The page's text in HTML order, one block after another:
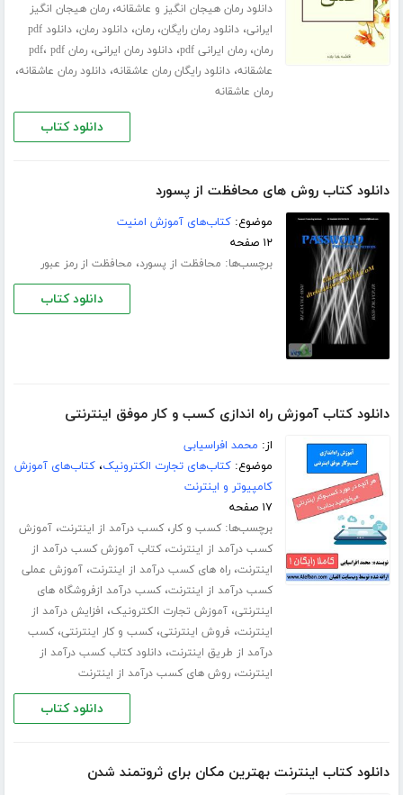
دانلود رمان هیجان انگیز و عاشقانه،رمان هیجان انگیز
ایرانی،دانلود رمان رایگان،رمان،دانلود رمان،
دانلود pdf
رمان،رمان ایرانی pdf ،دانلود رمان ایرانی،رمان pdf ، pdf
عاشقانه،دانلود رایگان رمان عاشقانه،دانلود رمان عاشقانه،
رمان عاشقانه
دانلود کتاب
دانلود کتاب روش های محافظت از پسورد
موضوع:کتاب‌های آموزش امنیت
۱۲ صفحه
برچسب‌ها: محافظت از پسورد، محافظت از رمز عبور
دانلود کتاب
دانلود کتاب آموزش راه اندازی کسب و کار موفق اینترنتی
از: محمد افراسیابی
موضوع:کتاب‌های تجارت الکترونیک،کتاب‌های آموزش
کامپیوتر و اینترنت
۱۷ صفحه
برچسب‌ها:کسب و کار،کسب درآمد از اینترنت،آموزش
کسب درآمد از اینترنت،کتاب آموزش کسب درآمد از
اینترنت،راه های کسب درآمد از اینترنت،آموزش عملی
کسب درآمد از اینترنت،کسب درآمد ازفروشگاه های
اینترنتی،آموزش تجارت الکترونیک، افزایش درآمد از
اینترنت، فروش اینترنتی،کسب و کار اینترنتی،کسب
درآمد از طریق اینترنت،دانلود کتاب کسب درآمد از
اینترنت،روش های کسب درآمد از اینترنت
دانلود کتاب
دانلود کتاب اینترنت بهترین مکان برای ثروتمند شدن